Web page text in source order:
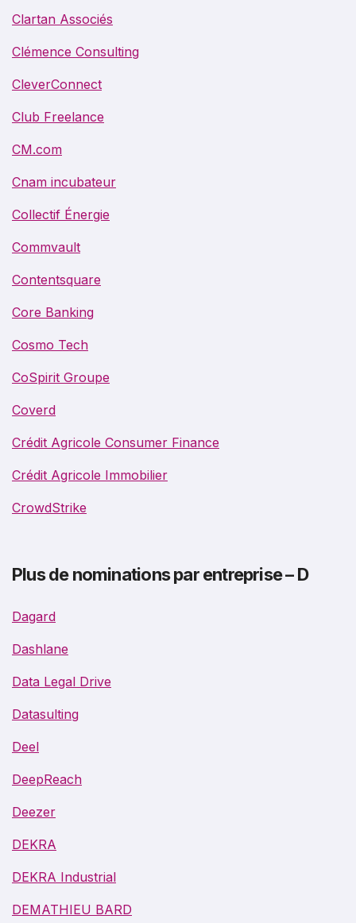
Clartan Associés
Clémence Consulting
CleverConnect
Club Freelance
CM.com
Cnam incubateur
Collectif Énergie
Commvault
Contentsquare
Core Banking
Cosmo Tech
CoSpirit Groupe
Coverd
Crédit Agricole Consumer Finance
Crédit Agricole Immobilier
CrowdStrike
Plus de nominations par entreprise – D
Dagard
Dashlane
Data Legal Drive
Datasulting
Deel
DeepReach
Deezer
DEKRA
DEKRA Industrial
DEMATHIEU BARD